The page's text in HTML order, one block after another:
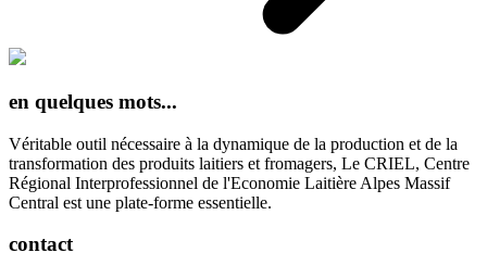
en quelques mots...
Véritable outil nécessaire à la dynamique de la production et de la
transformation des produits laitiers et fromagers, Le CRIEL, Centre
Régional Interprofessionnel de l'Economie Laitière Alpes Massif
Central est une plate-forme essentielle.
contact